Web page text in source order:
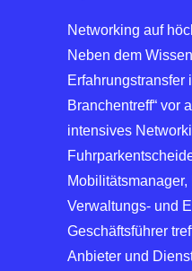
Networking auf
Neben dem
Erfahrungstransfer
Branchentreff“ vor
intensives
Mobilitätsmanager,
Verwaltungs- und
Geschäftsführer
Anbieter und